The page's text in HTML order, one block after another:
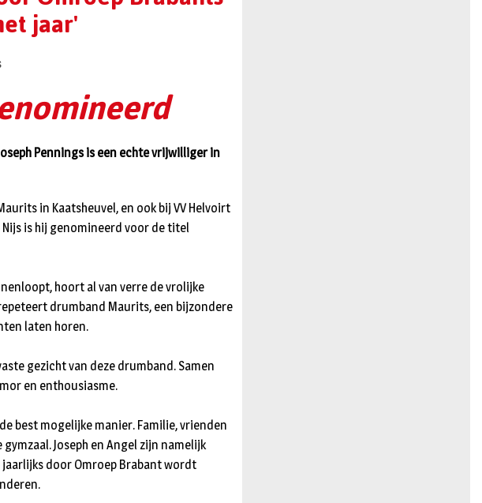
jaar'
Pennings is een echte vrijwilliger in
in Kaatsheuvel, en ook bij VV Helvoirt
is hij genomineerd voor de titel
hoort al van verre de vrolijke
drumband Maurits, een bijzondere
laten horen.
gezicht van deze drumband. Samen
en enthousiasme.
best mogelijke manier. Familie, vrienden
Joseph en Angel zijn namelijk
door Omroep Brabant wordt